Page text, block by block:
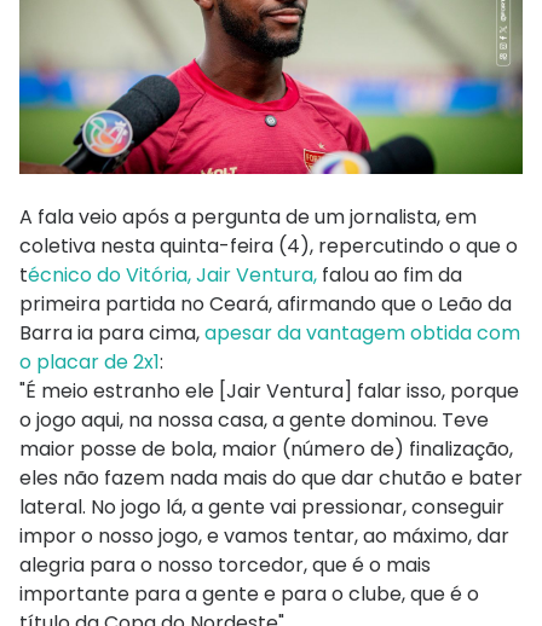
A fala veio após a pergunta de um jornalista, em
coletiva nesta quinta-feira (4), repercutindo o que o
técnico do Vitória, Jair Ventura, falou ao fim da
primeira partida no Ceará, afirmando que o Leão da
Barra ia para cima,apesar da vantagem obtida com
o placar de 2x1:
"É meio estranho ele [Jair Ventura] falar isso, porque
o jogo aqui, na nossa casa, a gente dominou. Teve
maior posse de bola, maior (número de) finalização,
eles não fazem nada mais do que dar chutão e bater
lateral. No jogo lá, a gente vai pressionar, conseguir
impor o nosso jogo, e vamos tentar, ao máximo, dar
alegria para o nosso torcedor, que é o mais
importante para a gente e para o clube, que é o